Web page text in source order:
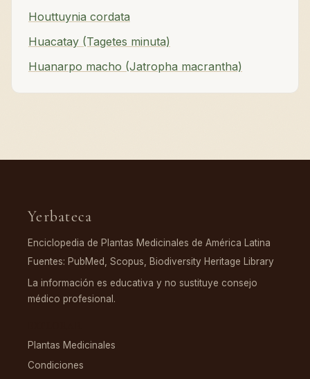
Houttuynia cordata
Huacatay (Tagetes minuta)
Huanarpo macho (Jatropha macrantha)
Yerbateca
Enciclopedia de Plantas Medicinales de América Latina
Fuentes: PubMed, Scopus, Biodiversity Heritage Library
La información es educativa y no sustituye consejo
médico profesional.
Plantas Medicinales
Condiciones